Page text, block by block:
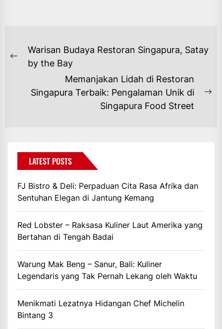
NAVIGASI
POS
Previous
Warisan Budaya Restoran Singapura, Satay
by the Bay
Memanjakan Lidah di Restoran
Singapura Terbaik: Pengalaman Unik di
Singapura Food Street
LATEST POSTS
FJ Bistro & Deli: Perpaduan Cita Rasa Afrika dan
Sentuhan Elegan di Jantung Kemang
Red Lobster – Raksasa Kuliner Laut Amerika yang
Bertahan di Tengah Badai
Warung Mak Beng – Sanur, Bali: Kuliner
Legendaris yang Tak Pernah Lekang oleh Waktu
Menikmati Lezatnya Hidangan Chef Michelin
Bintang 3